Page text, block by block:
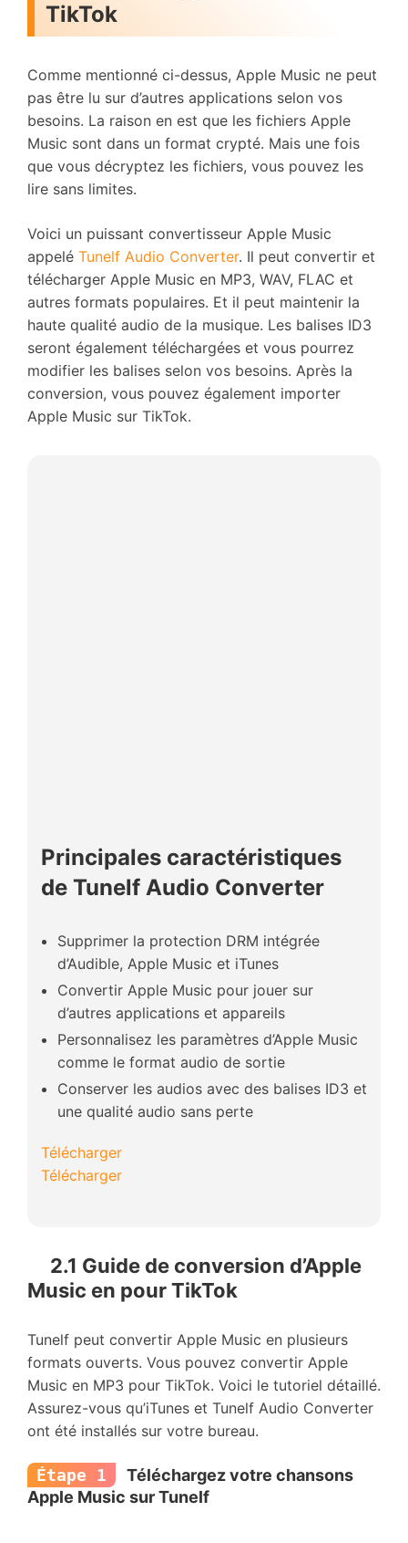
TikTok
Comme mentionné ci-dessus, Apple Music ne peut
pas être lu sur d’autres applications selon vos
besoins. La raison en est que les fichiers Apple
Music sont dans un format crypté. Mais une fois
que vous décryptez les fichiers, vous pouvez les
lire sans limites.
Voici un puissant convertisseur Apple Music
appelé Tunelf Audio Converter. Il peut convertir et
télécharger Apple Music en MP3, WAV, FLAC et
autres formats populaires. Et il peut maintenir la
haute qualité audio de la musique. Les balises ID3
seront également téléchargées et vous pourrez
modifier les balises selon vos besoins. Après la
conversion, vous pouvez également importer
Apple Music sur TikTok.
Principales caractéristiques
de Tunelf Audio Converter
Supprimer la protection DRM intégrée
d’Audible, Apple Music et iTunes
Convertir Apple Music pour jouer sur
d’autres applications et appareils
Personnalisez les paramètres d’Apple Music
comme le format audio de sortie
Conserver les audios avec des balises ID3 et
une qualité audio sans perte
Télécharger
Télécharger
2.1 Guide de conversion d’Apple
Music en pour TikTok
Tunelf peut convertir Apple Music en plusieurs
formats ouverts. Vous pouvez convertir Apple
Music en MP3 pour TikTok. Voici le tutoriel détaillé.
Assurez-vous qu’iTunes et Tunelf Audio Converter
ont été installés sur votre bureau.
Étape 1
Téléchargez votre chansons
Apple Music sur Tunelf